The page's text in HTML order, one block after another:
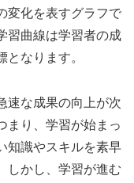
変化を表すグラフで
習曲線は学習者の成
なります。
速な成果の向上が次
まり、学習が始まっ
知識やスキルを素早
しかし、学習が進む